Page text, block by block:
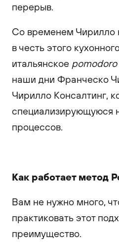
перерыв.
Со временем Чирилло
в честь этого
итальянское pomodoro
наши дни Франческо
Чирилло Консалтинг,
специализирующуюся
процессов.
Как работает метод
Вам не нужно много,
практиковать этот
преимущество.